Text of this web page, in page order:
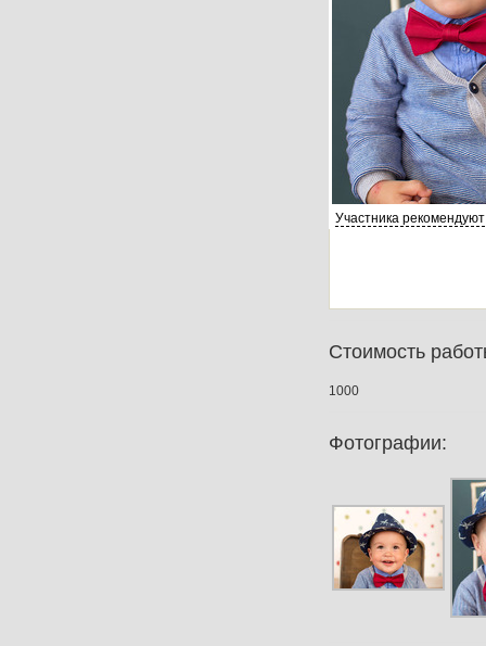
Участника рекомендуют
Стоимость
1000
Фотографии: